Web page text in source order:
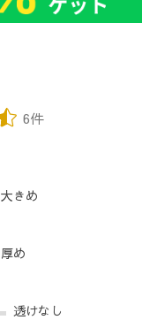
6件
大きめ
厚め
透けなし